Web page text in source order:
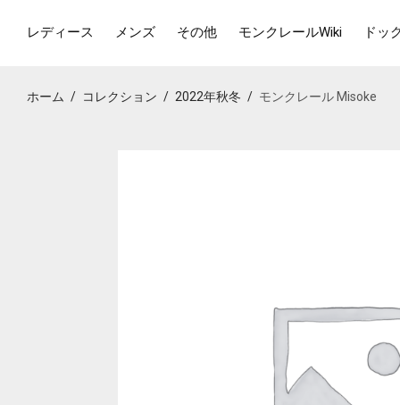
レディース メンズ その他 モンクレールWiki ドッ
ホーム / コレクション / 2022年秋冬 / モンクレール Misoke